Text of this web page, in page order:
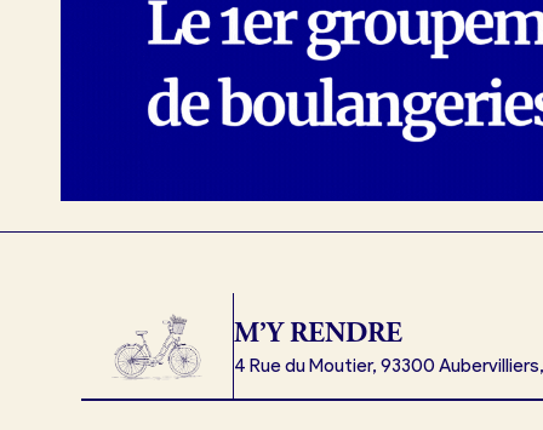
M’Y RENDRE
4 Rue du Moutier, 93300